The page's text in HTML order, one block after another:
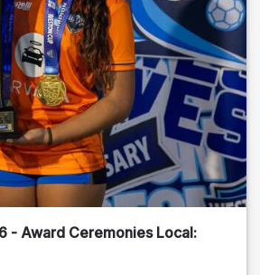
- Award Ceremonies Local: